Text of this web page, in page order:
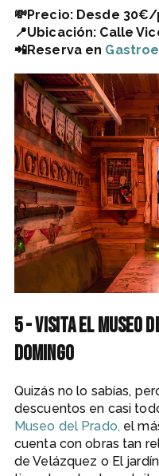
💸Precio: Desde
📍Ubicación: Calle
📲Reserva en
5 - Visita el Museo
domingo
Quizás no lo sabías,
descuentos en casi
Museo del Prado,el
cuenta con obras tan
de Velázquez o El